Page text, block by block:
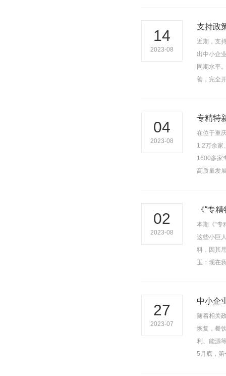
14
2023-08
支持政
近期，支
出中小企
同期水平
善，完全
04
2023-08
专精特
在位于重
1.2万余家
1600多家
高质量发
02
2023-08
《“专
本期《“专
这些小巨
料，因其
玉：现在
27
2023-07
中小企
随着相关
恢复，餐
利、能源
5月底，